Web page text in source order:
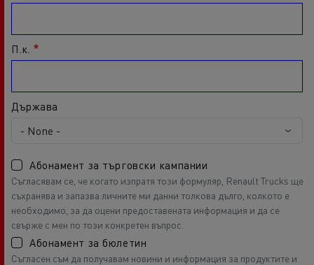
П.к.
Държава
Абонамент за търговски кампании
Съгласявам се, че когато изпратя този формуляр, Renault Trucks ще
съхранява и запазва личните ми данни толкова дълго, колкото е
необходимо, за да оцени предоставената информация и да се
свърже с мен по този конкретен въпрос.
Абонамент за бюлетин
Съгласен съм да получавам новини и информация за продуктите и